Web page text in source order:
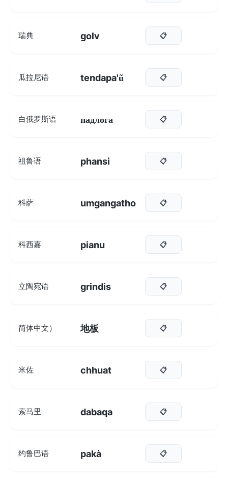
瑞典 golv 📋
瓜拉尼语 tendapa'ũ 📋
白俄罗斯语 падлога 📋
祖鲁语 phansi 📋
科萨 umgangatho 📋
科西嘉 pianu 📋
立陶宛语 grindis 📋
简体中文） 地板 📋
米佐 chhuat 📋
索马里 dabaqa 📋
约鲁巴语 pakà 📋